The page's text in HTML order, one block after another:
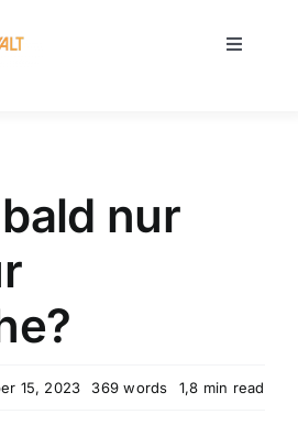
Toggle
nur
15, 2023 369 words 1,8 min read